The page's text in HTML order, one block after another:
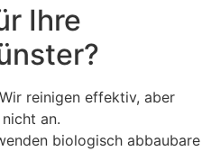
Ihre
Wir reinigen effektiv, aber
an.
biologisch abbaubare